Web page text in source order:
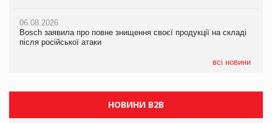
06.08.2026
Bosch заявила про повне знищення своєї продукції на складі
після російської атаки
всі новини
новинки від ТМ ТОКЕРИ
Сергій Лісунов про заморожені хлібобулочні вироби на
06.08.2026
Bosch заявила про повне знищення своєї продукції на складі
після російської атаки
НОВИНИ B2B